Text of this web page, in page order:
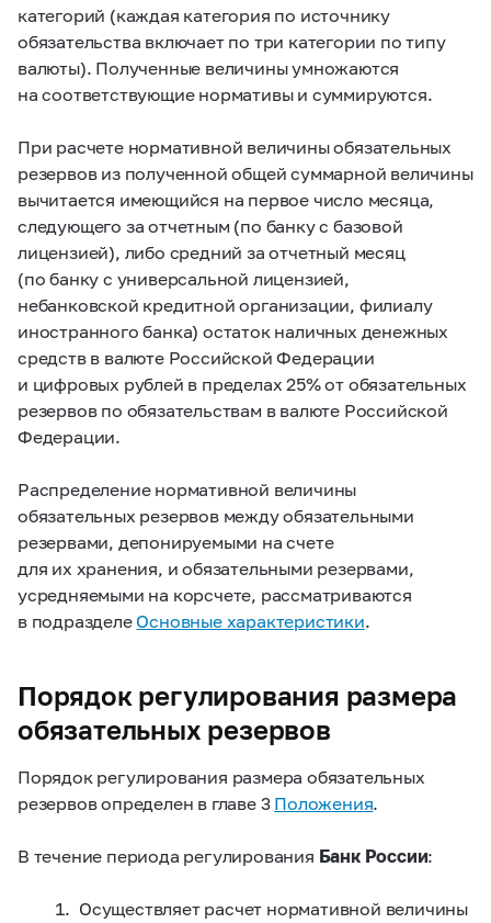
категорий (каждая категория по источнику
обязательства включает по три категории по типу
валюты). Полученные величины умножаются
на соответствующие нормативы и суммируются.
При расчете нормативной величины обязательных
резервов из полученной общей суммарной величины
вычитается имеющийся на первое число месяца,
следующего за отчетным (по банку с базовой
лицензией), либо средний за отчетный месяц
(по банку с универсальной лицензией,
небанковской кредитной организации, филиалу
иностранного банка) остаток наличных денежных
средств в валюте Российской Федерации
и цифровых рублей в пределах 25% от обязательных
резервов по обязательствам в валюте Российской
Федерации.
Распределение нормативной величины
обязательных резервов между обязательными
резервами, депонируемыми на счете
для их хранения, и обязательными резервами,
усредняемыми на корсчете, рассматриваются
в подразделе Основные характеристики.
Порядок регулирования размера
обязательных резервов
Порядок регулирования размера обязательных
резервов определен в главе 3 Положения.
В течение периода регулирования Банк России:
Осуществляет расчет нормативной величины